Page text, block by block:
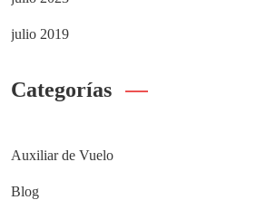
julio 2019
Categorías
Auxiliar de Vuelo
Blog